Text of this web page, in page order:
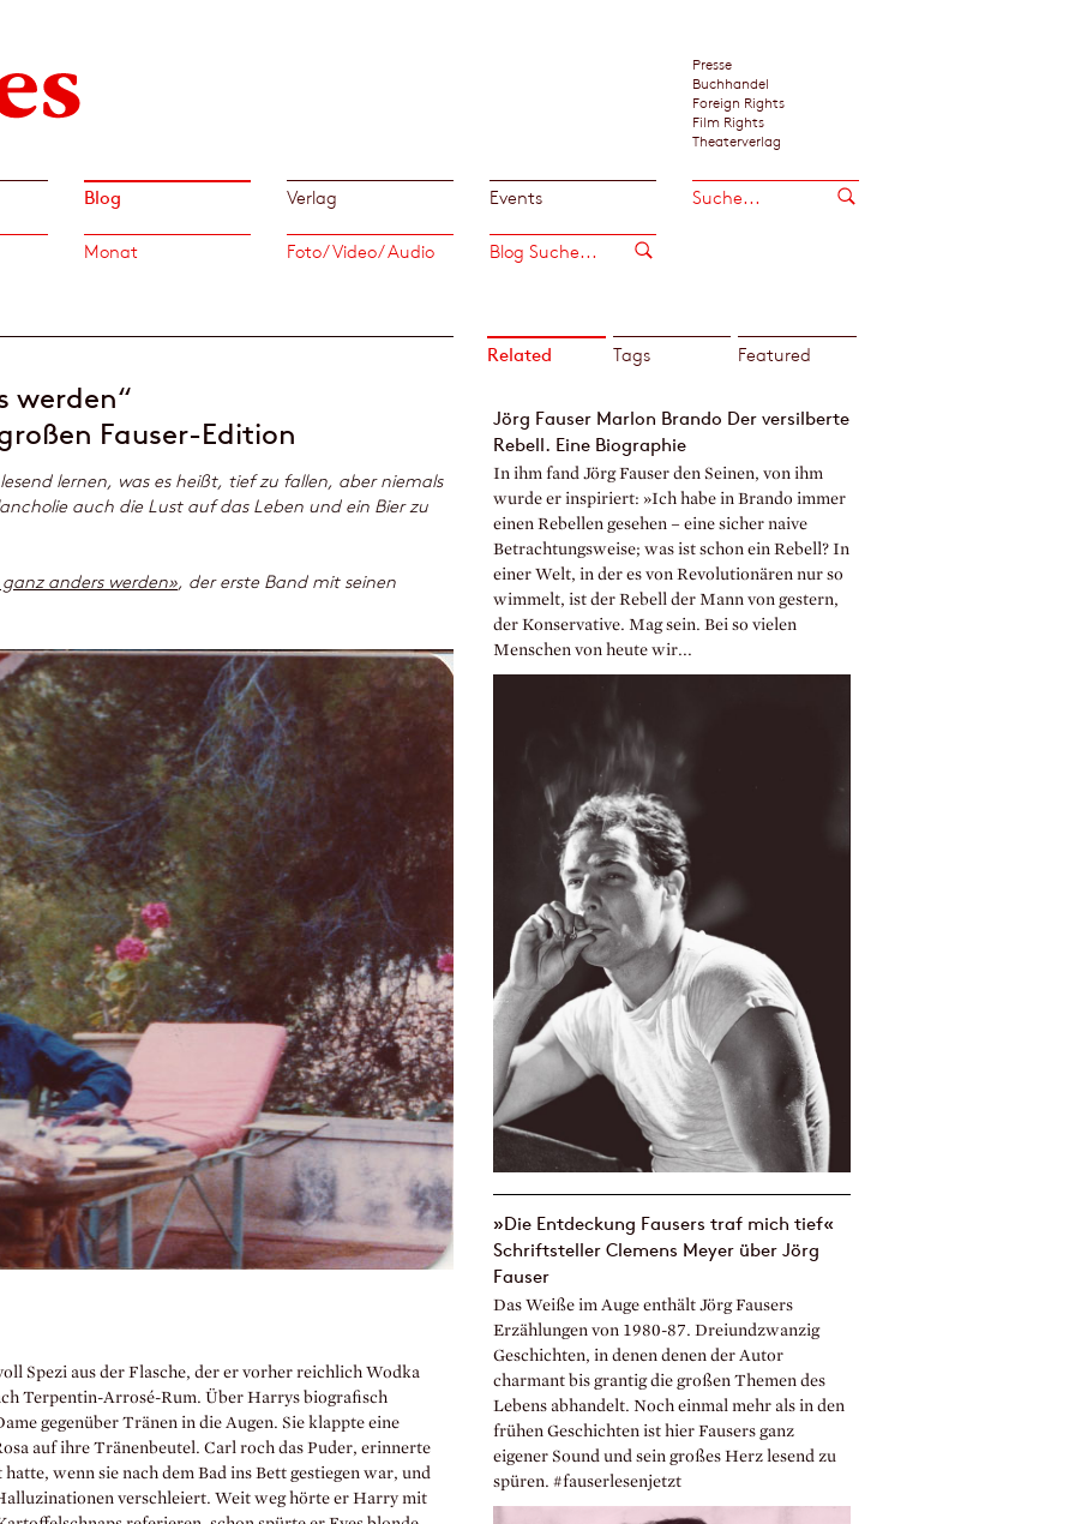
Presse
Buchhandel
Foreign Rights
Film Rights
Theaterverlag
Blog Verlag Events
Monat Foto/ Video/ Audio
werden“
Fauser-Edition
lernen, was es heißt, tief zu fallen, aber niemals
auch die Lust auf das Leben und ein Bier zu
ganz anders werden», der erste Band mit seinen
Spezi aus der Flasche, der er vorher reichlich Wodka
Terpentin-Arrosé-Rum. Über Harrys biografisch
gegenüber Tränen in die Augen. Sie klappte eine
auf ihre Tränenbeutel. Carl roch das Puder, erinnerte
wenn sie nach dem Bad ins Bett gestiegen war, und
verschleiert. Weit weg hörte er Harry mit
Related Tags Featured
Jörg Fauser Marlon Brando Der versilberte
Rebell. Eine Biographie
In ihm fand Jörg Fauser den Seinen, von ihm
wurde er inspiriert: »Ich habe in Brando immer
einen Rebellen gesehen – eine sicher naive
Betrachtungsweise; was ist schon ein Rebell? In
einer Welt, in der es von Revolutionären nur so
wimmelt, ist der Rebell der Mann von gestern,
der Konservative. Mag sein. Bei so vielen
Menschen von heute wir...
»Die Entdeckung Fausers traf mich tief«
Schriftsteller Clemens Meyer über Jörg
Fauser
Das Weiße im Auge enthält Jörg Fausers
Erzählungen von 1980-87. Dreiundzwanzig
Geschichten, in denen denen der Autor
charmant bis grantig die großen Themen des
Lebens abhandelt. Noch einmal mehr als in den
frühen Geschichten ist hier Fausers ganz
eigener Sound und sein großes Herz lesend zu
spüren. #fauserlesenjetzt